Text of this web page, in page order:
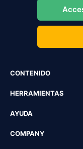
CONTENIDO
HERRAMIENTAS
AYUDA
COMPANY